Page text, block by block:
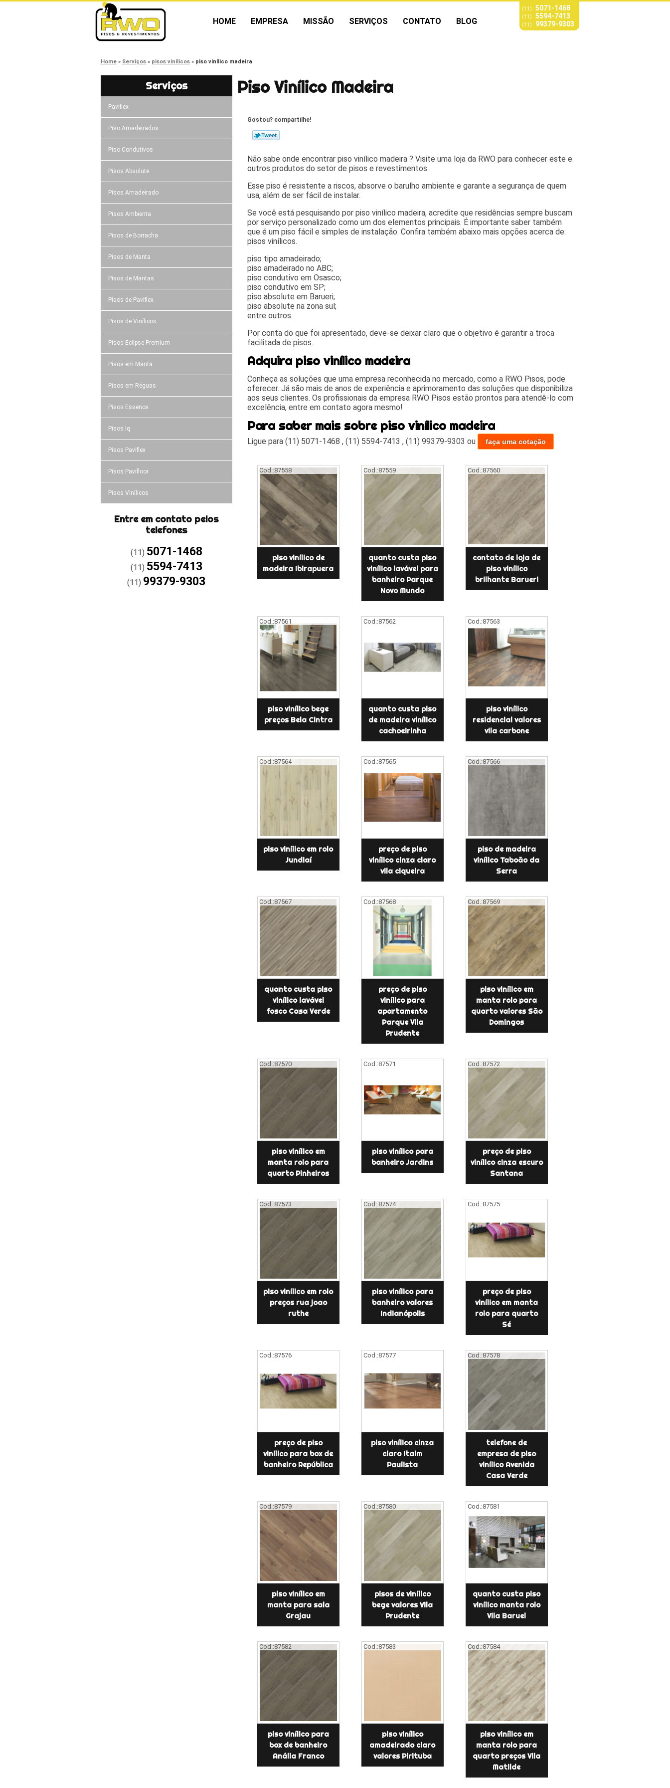
HOME EMPRESA MISSÃO SERVIÇOS CONTATO BLOG
(11) 5071-1468
(11) 5594-7413
(11) 99379-9303
Home Serviços pisos vinílicos piso vinílico madeira
Serviços
Paviflex
Piso Amadeirados
Piso Condutivos
Pisos Absolute
Pisos Amadeirado
Pisos Ambienta
Pisos de Borracha
Pisos de Manta
Pisos de Mantas
Pisos de Paviflex
Pisos de Vinílicos
Pisos Eclipse Premium
Pisos em Manta
Pisos em Réguas
Pisos Essence
Pisos Iq
Pisos Paviflex
Pisos Pavifloor
Pisos Vinílicos
Entre em contato pelos
telefones
(11) 5071-1468
(11) 5594-7413
(11) 99379-9303
Piso Vinílico Madeira
Gostou? compartilhe!
Não sabe onde encontrar piso vinílico madeira ? Visite uma loja da RWO para conhecer este e
outros produtos do setor de pisos e revestimentos.
Esse piso é resistente a riscos, absorve o barulho ambiente e garante a segurança de quem
usa, além de ser fácil de instalar.
Se você está pesquisando por piso vinílico madeira, acredite que residências sempre buscam
por serviço personalizado como um dos elementos principais. É importante saber também
que é um piso fácil e simples de instalação. Confira também abaixo mais opções acerca de:
pisos vinílicos.
piso tipo amadeirado;
piso amadeirado no ABC;
piso condutivo em Osasco;
piso condutivo em SP;
piso absolute em Barueri;
piso absolute na zona sul;
entre outros.
Por conta do que foi apresentado, deve-se deixar claro que o objetivo é garantir a troca
facilitada de pisos.
Adquira piso vinílico madeira
Conheça as soluções que uma empresa reconhecida no mercado, como a RWO Pisos, pode
oferecer. Já são mais de anos de experiência e aprimoramento das soluções que disponibiliza
aos seus clientes. Os profissionais da empresa RWO Pisos estão prontos para atendê-lo com
excelência, entre em contato agora mesmo!
Para saber mais sobre piso vinílico madeira
Ligue para (11) 5071-1468 , (11) 5594-7413 , (11) 99379-9303 ou faça uma cotação
Cod.:87558
piso vinílico de
madeira Ibirapuera
Cod.:87559
quanto custa piso
vinílico lavável para
banheiro Parque
Novo Mundo
Cod.:87560
contato de loja de
piso vinílico
brilhante Barueri
Cod.:87561
piso vinílico bege
preços Bela Cintra
Cod.:87562
quanto custa piso
de madeira vinílico
cachoeirinha
Cod.:87563
piso vinílico
residencial valores
vila carbone
Cod.:87564
piso vinílico em rolo
Jundiaí
Cod.:87565
preço de piso
vinílico cinza claro
vila ciqueira
Cod.:87566
piso de madeira
vinílico Taboão da
Serra
Cod.:87567
quanto custa piso
vinílico lavável
fosco Casa Verde
Cod.:87568
preço de piso
vinílico para
apartamento
Parque Vila
Prudente
Cod.:87569
piso vinílico em
manta rolo para
quarto valores São
Domingos
Cod.:87570
piso vinílico em
manta rolo para
quarto Pinheiros
Cod.:87571
piso vinílico para
banheiro Jardins
Cod.:87572
preço de piso
vinílico cinza escuro
Santana
Cod.:87573
piso vinílico em rolo
preços rua joao
ruthe
Cod.:87574
piso vinílico para
banheiro valores
Indianópolis
Cod.:87575
preço de piso
vinílico em manta
rolo para quarto
Sé
Cod.:87576
preço de piso
vinílico para box de
banheiro República
Cod.:87577
piso vinílico cinza
claro Itaim
Paulista
Cod.:87578
telefone de
empresa de piso
vinílico Avenida
Casa Verde
Cod.:87579
piso vinílico em
manta para sala
Grajau
Cod.:87580
pisos de vinílico
bege valores Vila
Prudente
Cod.:87581
quanto custa piso
vinílico manta rolo
Vila Baruel
Cod.:87582
piso vinílico para
box de banheiro
Anália Franco
Cod.:87583
piso vinílico
amadeirado claro
valores Pirituba
Cod.:87584
piso vinílico em
manta rolo para
quarto preços Vila
Matilde